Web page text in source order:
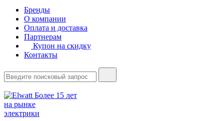
Бренды
О компании
Оплата и доставка
Партнерам
Купон на скидку
Контакты
Более 15 лет
на рынке
электрики